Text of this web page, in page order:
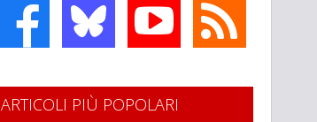
ARTICOLI PIÙ POPOLARI